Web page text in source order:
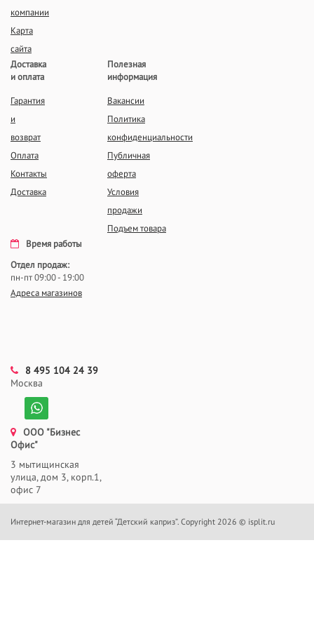
компании
Карта
сайта
Доставка
и оплата
Гарантия
и
возврат
Оплата
Контакты
Доставка
Полезная
информация
Вакансии
Политика
конфиденциальности
Публичная
оферта
Условия
продажи
Подъем товара
Время работы
Отдел продаж:
пн-пт 09:00 - 19:00
Адреса магазинов
8 495 104 24 39
Москва
ООО "Бизнес
Офис"
3 мытищинская
улица, дом 3, корп.1,
офис 7
Интернет-магазин для детей “Детский каприз”. Copyright 2026 © isplit.ru